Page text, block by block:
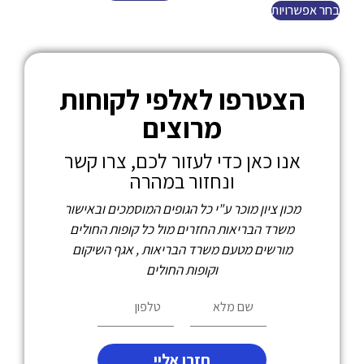
בחר אפשרויות
הצטרפו לאלפי לקוחות
מרוצים
אנו כאן כדי לעזור לכם, צרו קשר
ונחזור במהרה
מכון ציון מוכר ע"י כל הגופים המוסמכים ובאישור
משרד הבריאות החזרים מול כל קופות החולים
מורשים מטעם משרד הבריאות , אגף השיקום
וקופות החולים